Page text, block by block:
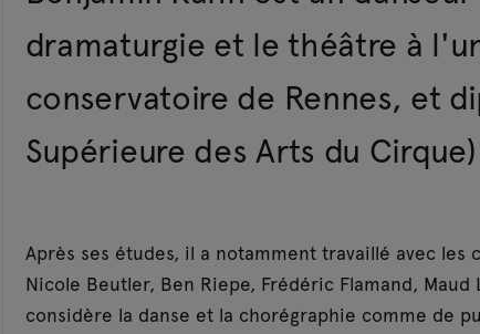
dramaturgie et le théâtre à
conservatoire de Rennes, et
Supérieure des Arts du
Après ses études, il a notamment travaillé avec les
Nicole Beutler, Ben Riepe, Frédéric Flamand,
considère la danse et la chorégraphie comme de